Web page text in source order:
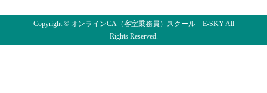
Copyright © オンラインCA（客室乗務員）スクール E-SKY All
Rights Reserved.